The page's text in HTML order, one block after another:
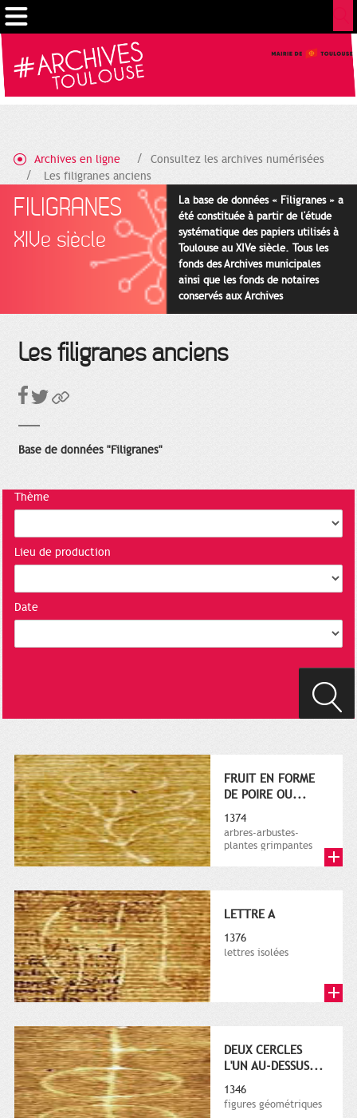
Archives en ligne
Consultez les archives numérisées
Les filigranes anciens
FILIGRANES
XIVe siècle
La base de données « Filigranes » a
été constituée à partir de l'étude
systématique des papiers utilisés à
Toulouse au XIVe siècle. Tous les
fonds des Archives municipales
ainsi que les fonds de notaires
conservés aux Archives
départementales pour cette
Les filigranes anciens
Base de données "Filigranes"
Thème
Lieu de production
Date
FRUIT EN FORME
DE POIRE OU...
1374
arbres-arbustes-
plantes grimpantes
LETTRE A
1376
lettres isolées
DEUX CERCLES
L'UN AU-DESSUS...
1346
figures géométriques
Gestion de vos préférences sur les cookies